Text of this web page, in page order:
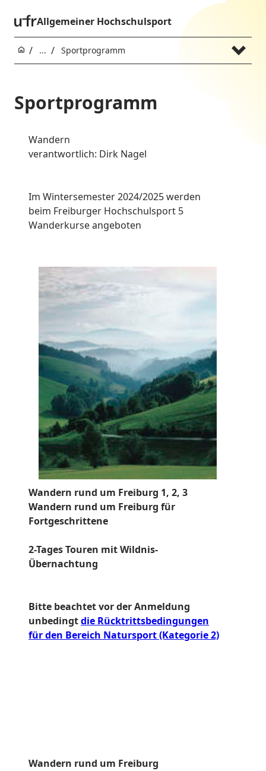
Allgemeiner Hochschulsport
... Sportprogramm
Sportprogramm
Wandern
verantwortlich: Dirk Nagel
Im Wintersemester 2024/2025 werden
beim Freiburger Hochschulsport 5
Wanderkurse angeboten
Wandern rund um Freiburg 1, 2, 3
Wandern rund um Freiburg für
Fortgeschrittene
2-Tages Touren mit Wildnis-
Übernachtung
Bitte beachtet vor der Anmeldung
unbedingtdie Rücktrittsbedingungen
für den Bereich Natursport (Kategorie 2)
Wandern rund um Freiburg